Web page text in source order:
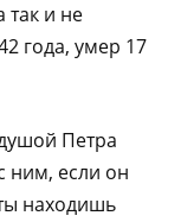
так и не
года, умер 17
Петра
ним, если он
находишь